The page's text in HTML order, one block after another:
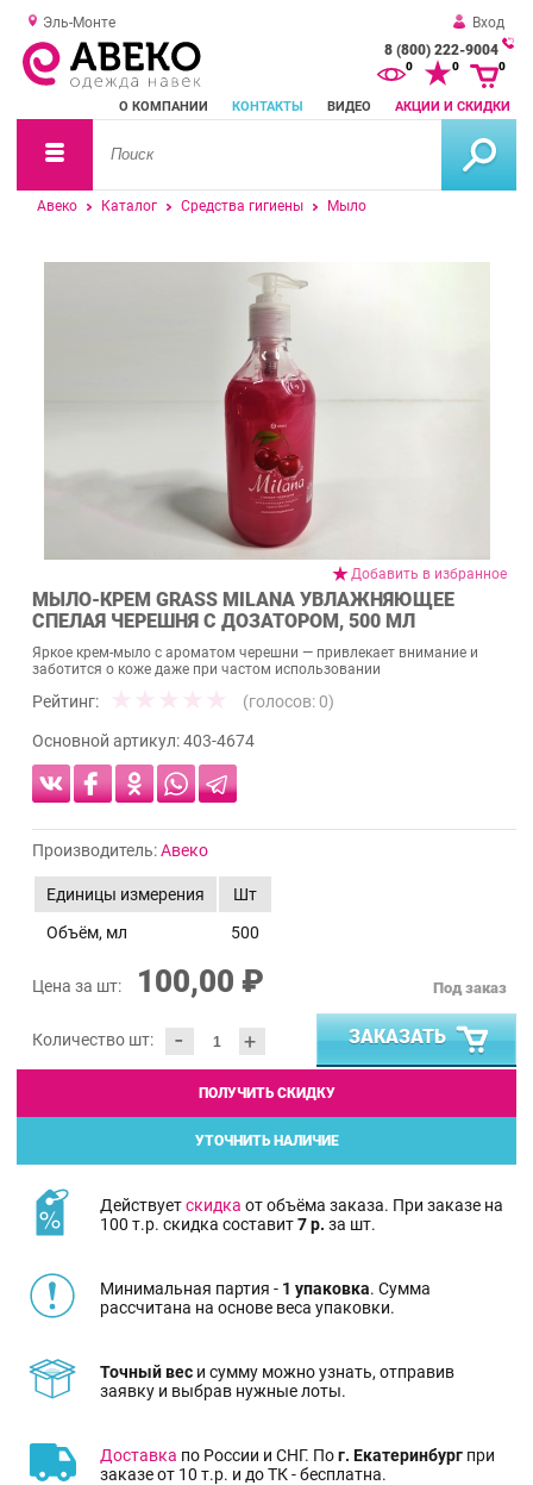
Эль-Монте
Вход
8 (800) 222-9004
О КОМПАНИИ КОНТАКТЫ ВИДЕО АКЦИИ И СКИДКИ
0 0 0
Авеко Каталог Средства гигиены Мыло
Добавить в избранное
МЫЛО-КРЕМ GRASS MILANA УВЛАЖНЯЮЩЕЕ
СПЕЛАЯ ЧЕРЕШНЯ С ДОЗАТОРОМ, 500 МЛ
Яркое крем-мыло с ароматом черешни — привлекает внимание и
заботится о коже даже при частом использовании
Рейтинг: (голосов: 0)
Основной артикул:403-4674
Производитель:Авеко
Единицы измерения
Шт
Объём, мл
500
Цена за шт: 100,00 ₽
Количество шт: - +
Под заказ
ЗАКАЗАТЬ
ПОЛУЧИТЬ СКИДКУ
УТОЧНИТЬ НАЛИЧИЕ
Действуетскидка от объёма заказа. При заказе на
100 т.р. скидка составит7 р. за шт.
Минимальная партия - 1 упаковка. Сумма
рассчитана на основе веса упаковки.
Точный вес и сумму можно узнать, отправив
заявку и выбрав нужные лоты.
Доставка по России и СНГ. Пог. Екатеринбург при
заказе от 10 т.р. и до ТК - бесплатна.